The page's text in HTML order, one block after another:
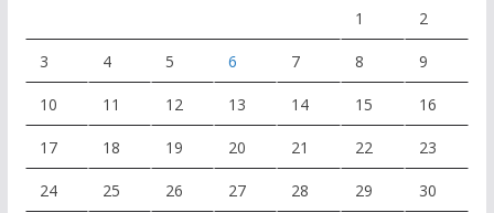
1 2
3 4 5 6 7 8 9
10 11 12 13 14 15 16
17 18 19 20 21 22 23
24 25 26 27 28 29 30